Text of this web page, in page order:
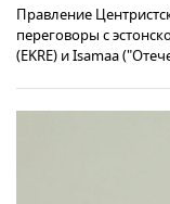
Правление
переговоры с
(EKRE) и Isamaa